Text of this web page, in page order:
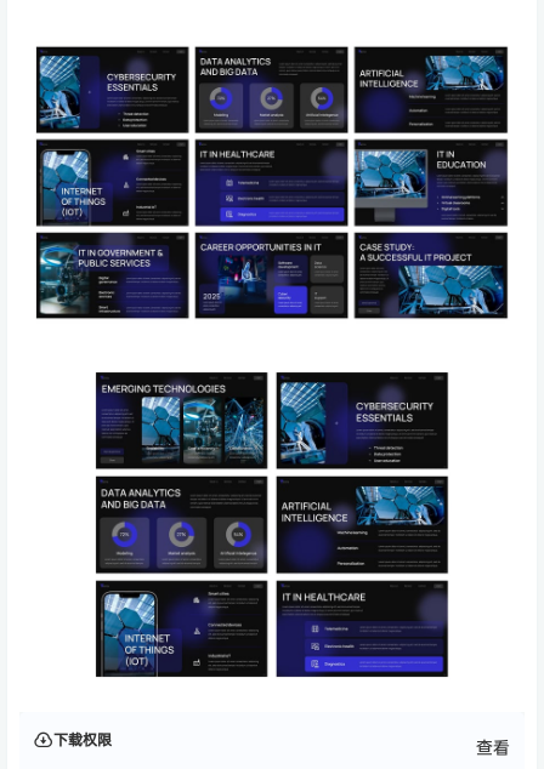
下载权限 查看